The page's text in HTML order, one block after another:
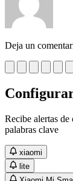
Deja un
Recibe alertas
palabras clave
xiaomi
lite